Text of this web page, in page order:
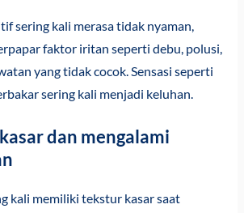
sering kali merasa tidak nyaman,
faktor iritan seperti debu, polusi,
yang tidak cocok. Sensasi seperti
sering kali menjadi keluhan.
dan mengalami
kali memiliki tekstur kasar saat